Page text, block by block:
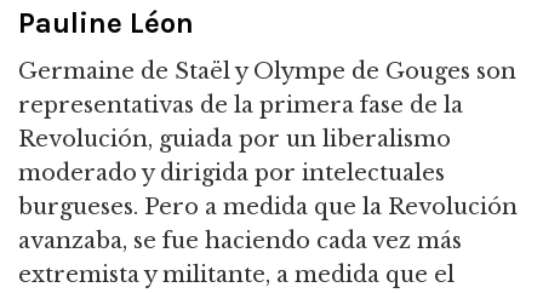
Pauline Léon
Germaine de Staël y Olympe de Gouges son
representativas de la primera fase de la
Revolución, guiada por un liberalismo
moderado y dirigida por intelectuales
burgueses. Pero a medida que la Revolución
avanzaba, se fue haciendo cada vez más
extremista y militante, a medida que el